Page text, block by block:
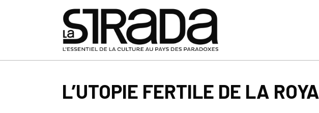
L’UTOPIE FERTILE DE LA ROYA